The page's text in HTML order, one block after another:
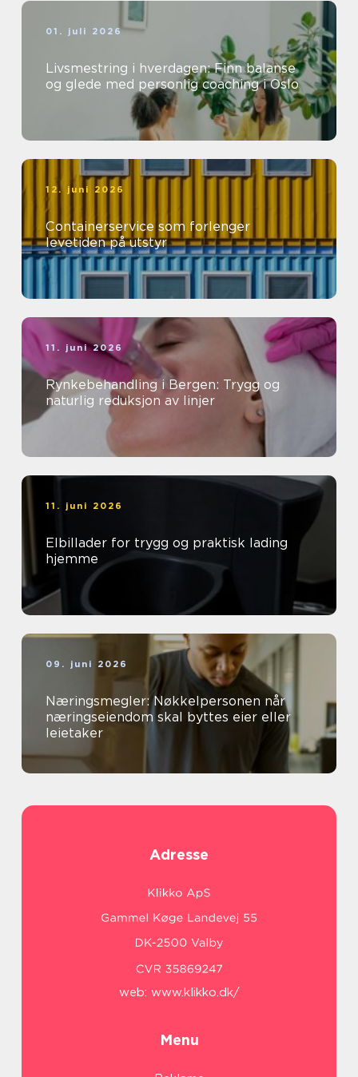
01. juli 2026
Livsmestring i hverdagen: Finn balanse
og glede med personlig coaching i Oslo
12. juni 2026
Containerservice som forlenger
levetiden på utstyr
11. juni 2026
Rynkebehandling i Bergen: Trygg og
naturlig reduksjon av linjer
11. juni 2026
Elbillader for trygg og praktisk lading
hjemme
09. juni 2026
Næringsmegler: Nøkkelpersonen når
næringseiendom skal byttes eier eller
leietaker
Adresse
web: www.klikko.dk/
Menu